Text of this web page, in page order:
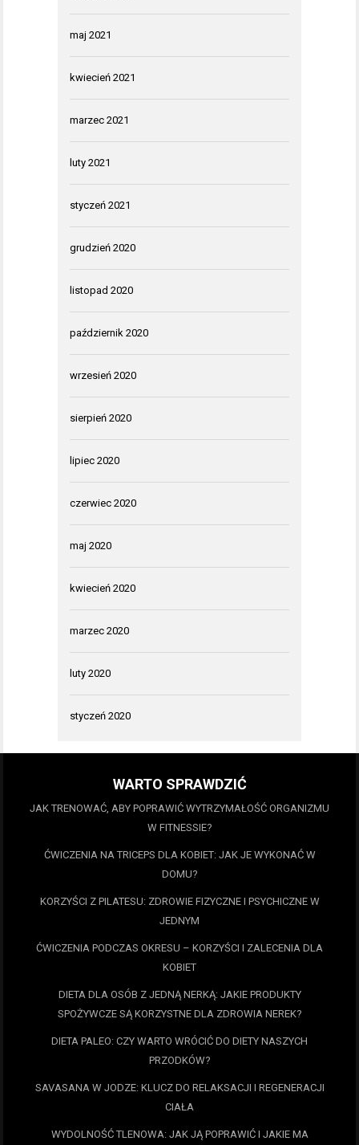
maj 2021
kwiecień 2021
marzec 2021
luty 2021
styczeń 2021
grudzień 2020
listopad 2020
październik 2020
wrzesień 2020
sierpień 2020
lipiec 2020
czerwiec 2020
maj 2020
kwiecień 2020
marzec 2020
luty 2020
styczeń 2020
WARTO SPRAWDZIĆ
JAK TRENOWAĆ, ABY POPRAWIĆ WYTRZYMAŁOŚĆ ORGANIZMU
W FITNESSIE?
ĆWICZENIA NA TRICEPS DLA KOBIET: JAK JE WYKONAĆ W
DOMU?
KORZYŚCI Z PILATESU: ZDROWIE FIZYCZNE I PSYCHICZNE W
JEDNYM
ĆWICZENIA PODCZAS OKRESU – KORZYŚCI I ZALECENIA DLA
KOBIET
DIETA DLA OSÓB Z JEDNĄ NERKĄ: JAKIE PRODUKTY
SPOŻYWCZE SĄ KORZYSTNE DLA ZDROWIA NEREK?
DIETA PALEO: CZY WARTO WRÓCIĆ DO DIETY NASZYCH
PRZODKÓW?
SAVASANA W JODZE: KLUCZ DO RELAKSACJI I REGENERACJI
CIAŁA
WYDOLNOŚĆ TLENOWA: JAK JĄ POPRAWIĆ I JAKIE MA